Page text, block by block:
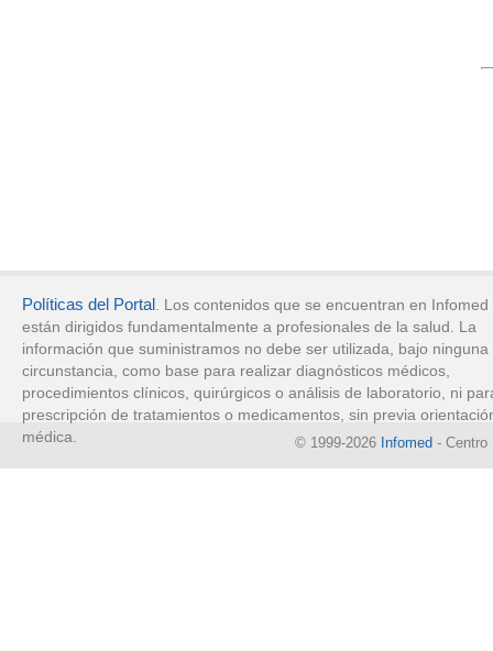
Políticas del Portal. Los contenidos que se encuentran en Infomed
están dirigidos fundamentalmente a profesionales de la salud. La
información que suministramos no debe ser utilizada, bajo ninguna
circunstancia, como base para realizar diagnósticos médicos,
procedimientos clínicos, quirúrgicos o análisis de laboratorio, ni
prescripción de tratamientos o medicamentos, sin previa
médica.
© 1999-2026 Infomed - Centro